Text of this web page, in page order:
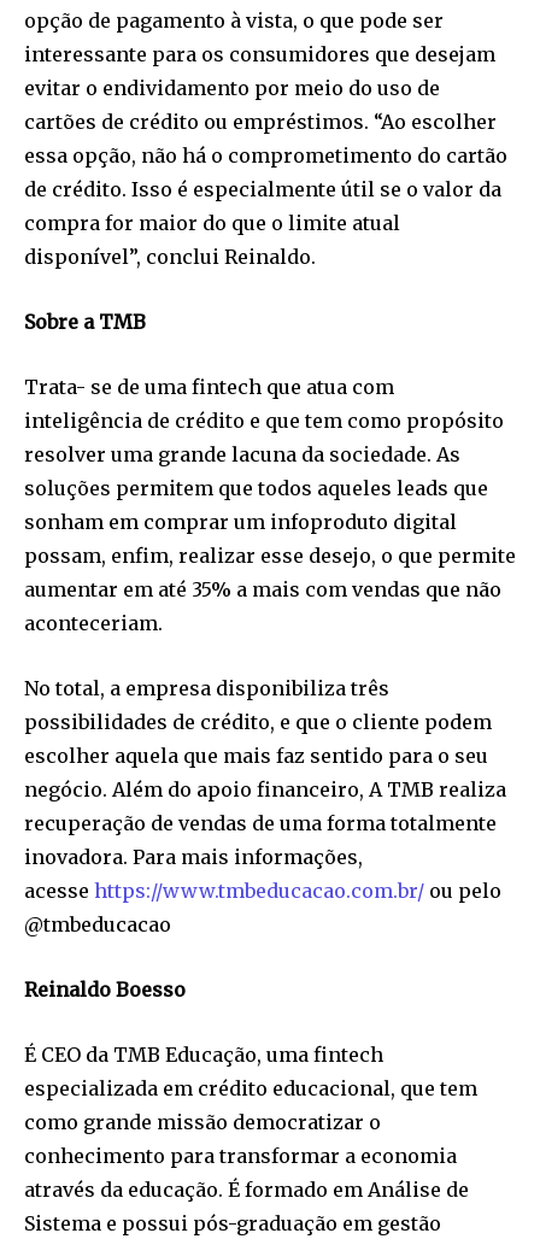
opção de pagamento à vista, o que pode ser
interessante para os consumidores que desejam
evitar o endividamento por meio do uso de
cartões de crédito ou empréstimos. “Ao escolher
essa opção, não há o comprometimento do cartão
de crédito. Isso é especialmente útil se o valor da
compra for maior do que o limite atual
disponível”, conclui Reinaldo.
Sobre a TMB
Trata- se de uma fintech que atua com
inteligência de crédito e que tem como propósito
resolver uma grande lacuna da sociedade. As
soluções permitem que todos aqueles leads que
sonham em comprar um infoproduto digital
possam, enfim, realizar esse desejo, o que permite
aumentar em até 35% a mais com vendas que não
aconteceriam.
No total, a empresa disponibiliza três
possibilidades de crédito, e que o cliente podem
escolher aquela que mais faz sentido para o seu
negócio. Além do apoio financeiro, A TMB realiza
recuperação de vendas de uma forma totalmente
inovadora. Para mais informações,
acesse https://www.tmbeducacao.com.br/ ou pelo
@tmbeducacao
Reinaldo Boesso
É CEO da TMB Educação, uma fintech
especializada em crédito educacional, que tem
como grande missão democratizar o
conhecimento para transformar a economia
através da educação. É formado em Análise de
Sistema e possui pós-graduação em gestão